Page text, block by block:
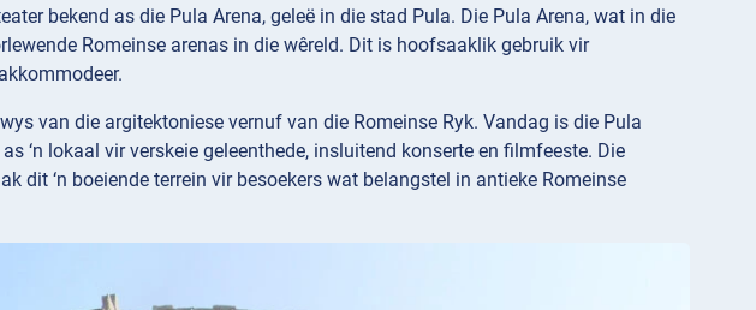
bekend as die Pula Arena, geleë in die stad Pula. Die Pula Arena, wat in die
Romeinse arenas in die wêreld. Dit is hoofsaaklik gebruik vir
van die argitektoniese vernuf van die Romeinse Ryk. Vandag is die Pula
‘n lokaal vir verskeie geleenthede, insluitend konserte en filmfeeste. Die
dit ‘n boeiende terrein vir besoekers wat belangstel in antieke Romeinse